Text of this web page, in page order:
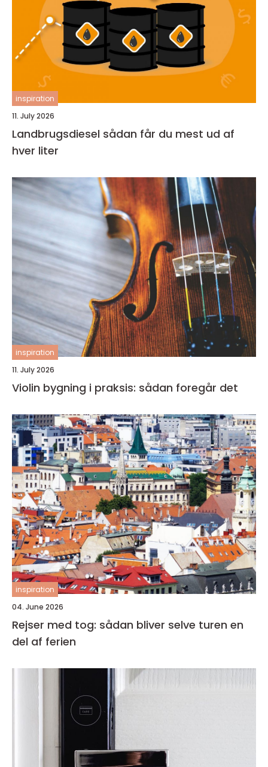
inspiration
11. July 2026
Landbrugsdiesel sådan får du mest ud af
hver liter
inspiration
11. July 2026
Violin bygning i praksis: sådan foregår det
inspiration
04. June 2026
Rejser med tog: sådan bliver selve turen en
del af ferien